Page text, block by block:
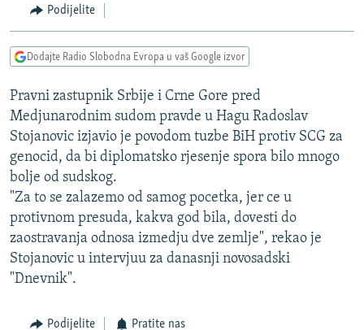
Pređite
pretragu
KOSOVO
VIZUELNO
VIDEO
FOTOGALERIJE
INFOGRAFIKE
PODCASTI
RAT U UKRAJINI
KINA NA BALKANU
RSE PRIČE IZ SVIJETA
ISPRIČAJ MI
DNEVNO@RSE
SPECIJALI RSE
PRATITE NAS
Podijelite
Dodajte Radio Slobodna Evropa u vaš Google izvor
Pravni zastupnik Srbije i Crne Gore pred
Medjunarodnim sudom pravde u Hagu Radoslav
Stojanovic izjavio je povodom tuzbe BiH protiv SCG za
genocid, da bi diplomatsko rjesenje spora bilo mnogo
bolje od sudskog.
"Za to se zalazemo od samog pocetka, jer ce u
protivnom presuda, kakva god bila, dovesti do
zaostravanja odnosa izmedju dve zemlje", rekao je
Stojanovic u intervjuu za danasnji novosadski
"Dnevnik".
Podijelite Pratite nas